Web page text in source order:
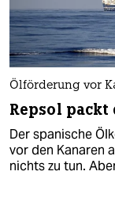
Ölförderung vor
Repsol
Der spanische
vor den Kanaren
nichts zu tun.